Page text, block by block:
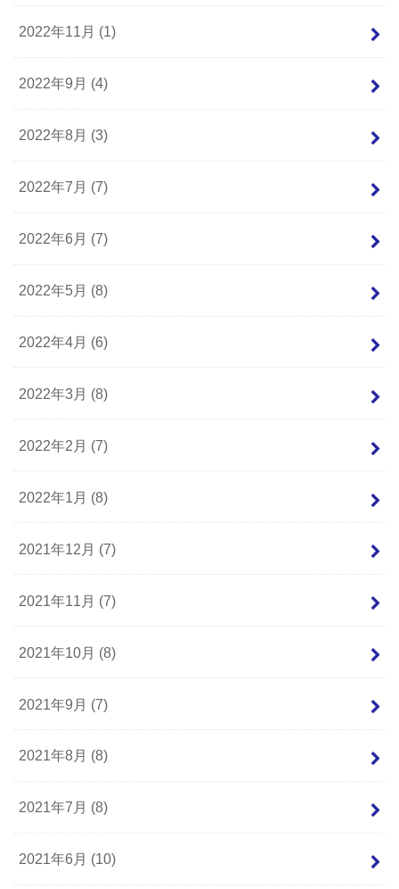
2022年11月 (1)
2022年9月 (4)
2022年8月 (3)
2022年7月 (7)
2022年6月 (7)
2022年5月 (8)
2022年4月 (6)
2022年3月 (8)
2022年2月 (7)
2022年1月 (8)
2021年12月 (7)
2021年11月 (7)
2021年10月 (8)
2021年9月 (7)
2021年8月 (8)
2021年7月 (8)
2021年6月 (10)